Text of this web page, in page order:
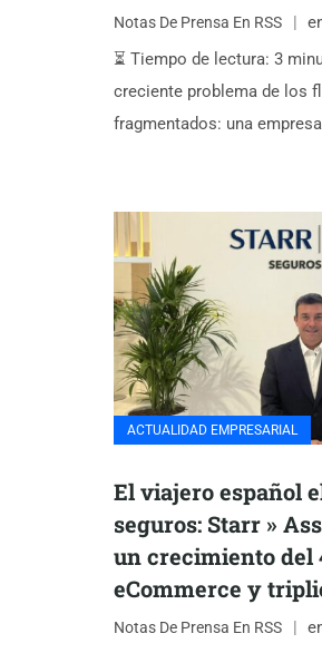
Notas De Prensa En RSS
⏳ Tiempo de lectura: 3
creciente problema de los
fragmentados: una
ACTUALIDAD EMPRESARIAL
El viajero español
seguros: Starr »
un crecimiento del
eCommerce y
Notas De Prensa En RSS